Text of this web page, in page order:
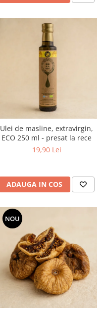
Ulei de masline, extravirgin,
ECO 250 ml - presat la rece
19,90 Lei
ADAUGA IN COS
NOU